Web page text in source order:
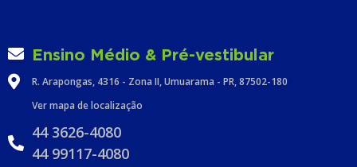
Ensino Médio & Pré-vestibular
R. Arapongas, 4316 - Zona II, Umuarama - PR, 87502-180
Ver mapa de localização
44 3626-4080
44 99117-4080